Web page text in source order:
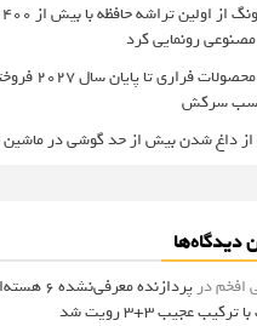
رونمایی کرد
تمامی
سرکش
از داغ شدن بیش از حد گوشی در ماشین
دیدگاه‌ها
افخمدر
پردازنده
عجیب 3+3 رویت شد